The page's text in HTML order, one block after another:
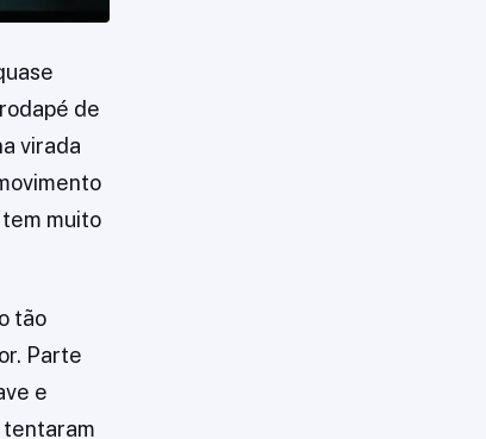
de
virada
muito
tão
Parte
e
tentaram